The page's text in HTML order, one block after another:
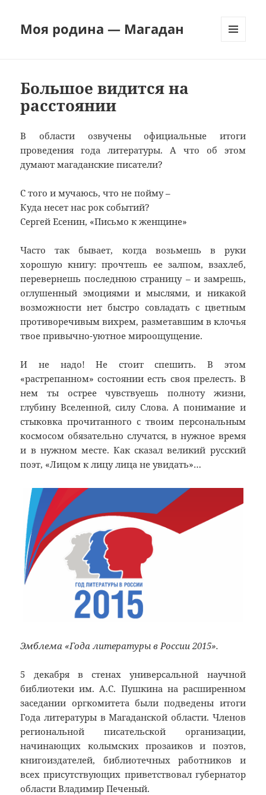
Моя родина — Магадан
Большое видится на
расстоянии
В области озвучены официальные итоги
проведения года литературы. А что об этом
думают магаданские писатели?
С того и мучаюсь, что не пойму –
Куда несет нас рок событий?
Сергей Есенин, «Письмо к женщине»
Часто так бывает, когда возьмешь в руки
хорошую книгу: прочтешь ее залпом, взахлеб,
перевернешь последнюю страницу – и замрешь,
оглушенный эмоциями и мыслями, и никакой
возможности нет быстро совладать с цветным
противоречивым вихрем, разметавшим в клочья
твое привычно-уютное мироощущение.
И не надо! Не стоит спешить. В этом
«растрепанном» состоянии есть своя прелесть. В
нем ты острее чувствуешь полноту жизни,
глубину Вселенной, силу Слова. А понимание и
стыковка прочитанного с твоим персональным
космосом обязательно случатся, в нужное время
и в нужном месте. Как сказал великий русский
поэт, «Лицом к лицу лица не увидать»…
Эмблема «Года литературы в России 2015».
5 декабря в стенах универсальной научной
библиотеки им. А.С. Пушкина на расширенном
заседании оргкомитета были подведены итоги
Года литературы в Магаданской области. Членов
региональной писательской организации,
начинающих колымских прозаиков и поэтов,
книгоиздателей, библиотечных работников и
всех присутствующих приветствовал губернатор
области Владимир Печеный.